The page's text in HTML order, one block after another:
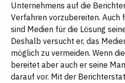
Unternehmens auf die
Verfahren vorzubereiten. Auch
sind Medien für die Lösung
Deshalb versucht er, das
möglich zu vermeiden. Wenn
bereitet aber auch er seine
darauf vor. Mit der